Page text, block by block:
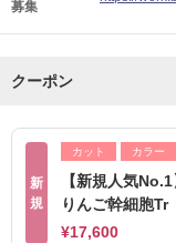
募集
クーポン
新
規
カット カラー
【新規人気
りんご幹細胞Tr
¥17,600